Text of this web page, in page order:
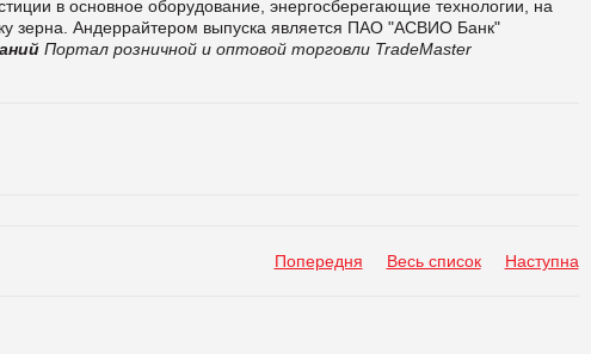
в основное оборудование, энергосберегающие технологии, на
зерна. Андеррайтером выпуска является ПАО "АСВИО Банк"
Портал розничной и оптовой торговли TradeMaster
Попередня Весь список Наступна